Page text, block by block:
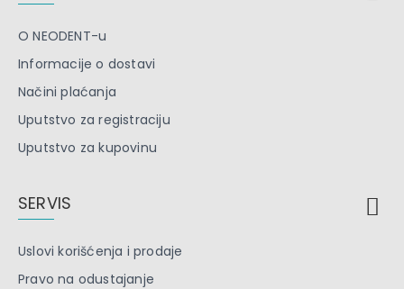
O NEODENT-u
Informacije o dostavi
Načini plaćanja
Uputstvo za registraciju
Uputstvo za kupovinu
SERVIS
Uslovi korišćenja i prodaje
Pravo na odustajanje